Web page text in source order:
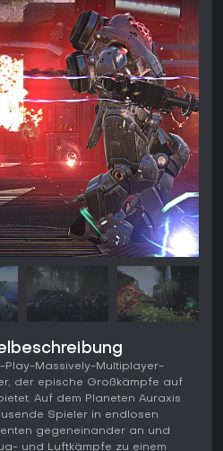
Play-Massively-Multiplayer-
der epische Großkämpfe auf
Auf dem Planeten Auraxis
Spieler in endlosen
gegeneinander an und
und Luftkämpfe zu einem